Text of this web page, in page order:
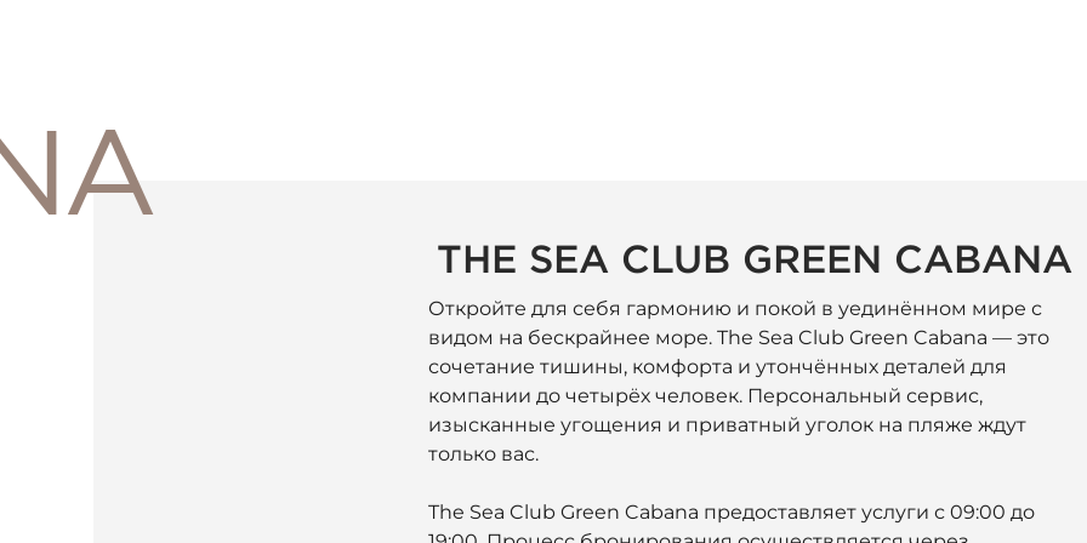
THE SEA CLUB GREEN CABANA
Откройте для себя гармонию и покой в уединённом мире с
видом на бескрайнее море. The Sea Club Green Cabana — это
сочетание тишины, комфорта и утончённых деталей для
компании до четырёх человек. Персональный сервис,
изысканные угощения и приватный уголок на пляже ждут
только вас.
The Sea Club Green Cabana предоставляет услуги с 09:00 до